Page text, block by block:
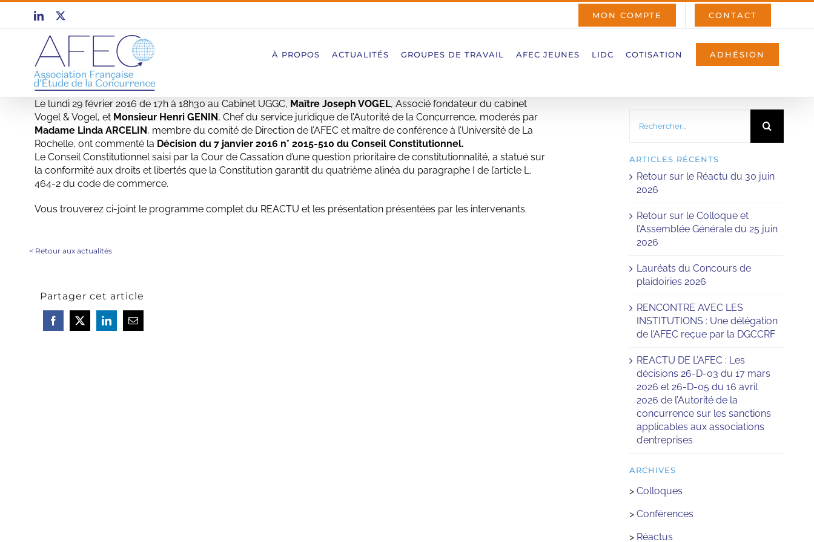
Passer
contenu
LinkedIn
X MON COMPTE CONTACT
À PROPOS ACTUALITÉS GROUPES DE TRAVAIL AFEC JEUNES LIDC COTISATION ADHÉSION
Le lundi 29 février 2016 de 17h à 18h30 au Cabinet UGGC, Maître Joseph VOGEL, Associé fondateur du cabinet
Vogel & Vogel, et Monsieur Henri GENIN, Chef du service juridique de l’Autorité de la Concurrence, moderés par
Madame Linda ARCELIN, membre du comité de Direction de l’AFEC et maître de conférence à l’Université de La
Rochelle, ont commenté la Décision du 7 janvier 2016 n° 2015-510 du Conseil Constitutionnel.
Le Conseil Constitutionnel saisi par la Cour de Cassation d’une question prioritaire de constitutionnalité, a statué sur
la conformité aux droits et libertés que la Constitution garantit du quatrième alinéa du paragraphe I de l’article L.
464-2 du code de commerce.
Vous trouverez ci-joint le programme complet du REACTU et les présentation présentées par les intervenants.
< Retour aux actualités
Partager cet article
ARTICLES RÉCENTS
Retour sur le Réactu du 30 juin
2026
Retour sur le Colloque et
l’Assemblée Générale du 25 juin
2026
Lauréats du Concours de
plaidoiries 2026
RENCONTRE AVEC LES
INSTITUTIONS : Une délégation
de l’AFEC reçue par la DGCCRF
REACTU DE L’AFEC : Les
décisions 26-D-03 du 17 mars
2026 et 26-D-05 du 16 avril
2026 de l’Autorité de la
concurrence sur les sanctions
applicables aux associations
d’entreprises
ARCHIVES
> Colloques
> Conférences
> Réactus